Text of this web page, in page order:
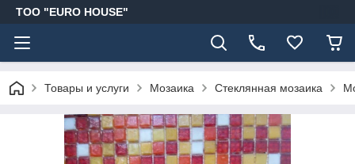
ТОО "EURO HOUSE"
Товары и услуги Мозаика Стеклянная мозаика